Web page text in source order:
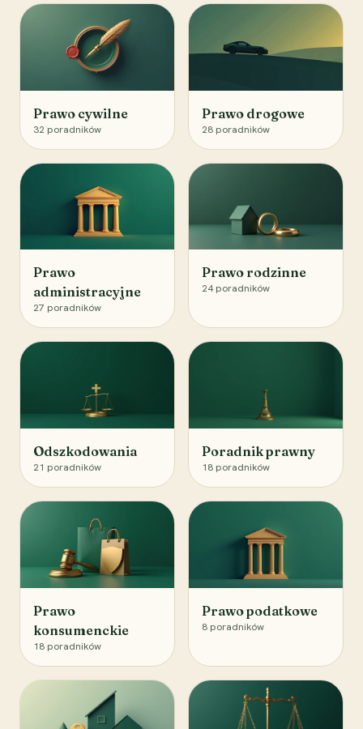
Prawo cywilne
32 poradników
Prawo drogowe
28 poradników
Prawo
administracyjne
27 poradników
Prawo rodzinne
24 poradników
Odszkodowania
21 poradników
Poradnik prawny
18 poradników
Prawo
konsumenckie
18 poradników
Prawo podatkowe
8 poradników